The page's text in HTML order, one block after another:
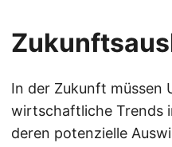
In der Zukunft müssen
wirtschaftliche Trends
deren potenzielle